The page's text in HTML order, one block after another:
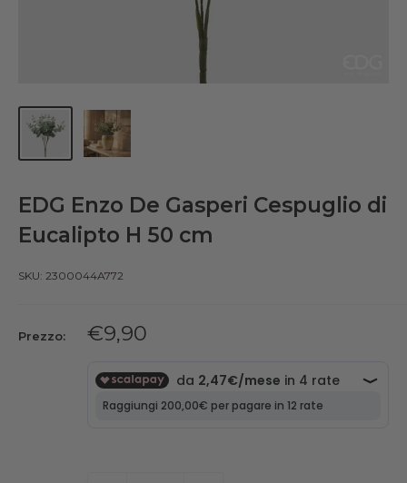
EDG Enzo De Gasperi Cespuglio di
Eucalipto H 50 cm
SKU: 2300044A772
Prezzo:
Prezzo
€9,90